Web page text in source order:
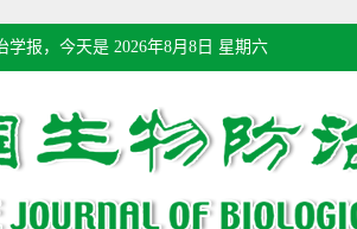
学报，今天是 2026年8月8日 星期六